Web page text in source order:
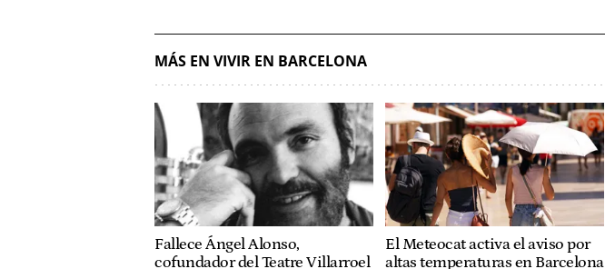
MÁS EN VIVIR EN BARCELONA
Fallece Ángel Alonso,
cofundador del Teatre Villarroel
El Meteocat activa el aviso por
altas temperaturas en Barcelona